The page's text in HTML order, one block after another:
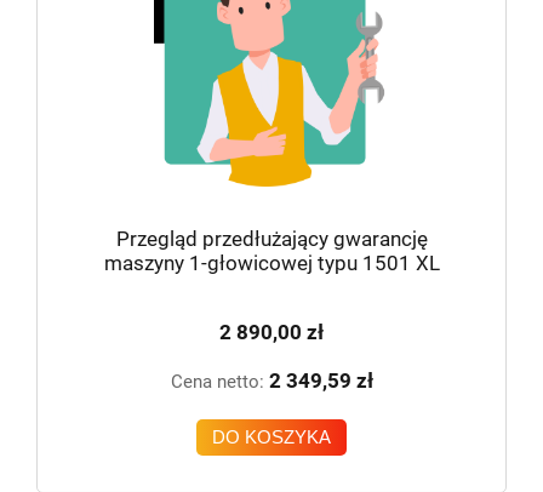
Przegląd przedłużający gwarancję
maszyny 1-głowicowej typu 1501 XL
2 890,00 zł
Cena netto: 2 349,59 zł
DO KOSZYKA